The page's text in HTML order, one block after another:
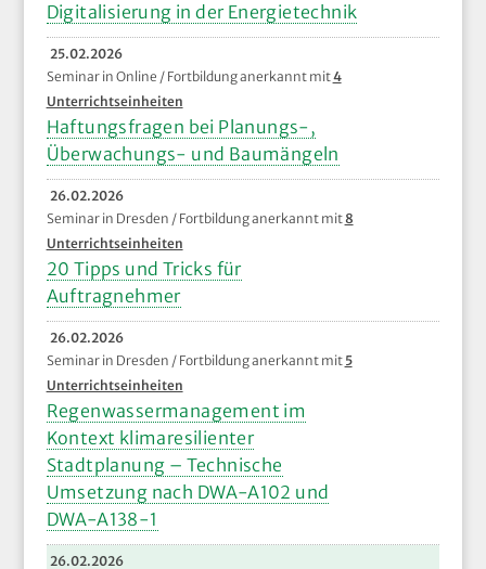
Digitalisierung in der Energietechnik
25.02.2026
Seminar in Online / Fortbildung anerkannt mit4
Unterrichtseinheiten
Haftungsfragen bei Planungs-,
Überwachungs- und Baumängeln
26.02.2026
Seminar in Dresden / Fortbildung anerkannt mit8
Unterrichtseinheiten
20 Tipps und Tricks für
Auftragnehmer
26.02.2026
Seminar in Dresden / Fortbildung anerkannt mit 5
Unterrichtseinheiten
Regenwassermanagement im
Kontext klimaresilienter
Stadtplanung – Technische
Umsetzung nach DWA-A102 und
DWA-A138-1
26.02.2026